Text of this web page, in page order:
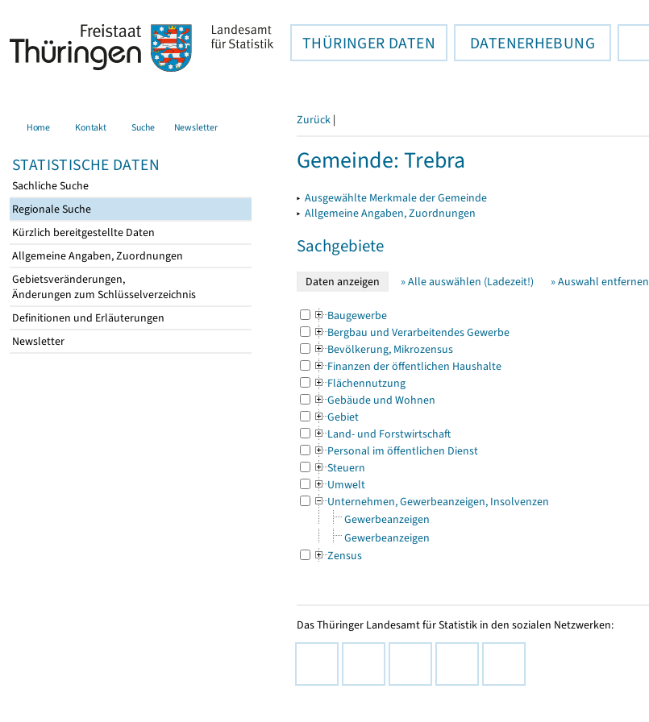
THÜRINGER DATEN DATENERHEBUNG
Home Kontakt Suche Newsletter
STATISTISCHE DATEN
Sachliche Suche
Regionale Suche
Kürzlich bereitgestellte Daten
Allgemeine Angaben, Zuordnungen
Gebietsveränderungen,
Änderungen zum Schlüsselverzeichnis
Definitionen und Erläuterungen
Newsletter
Zurück |
Gemeinde: Trebra
▸ Ausgewählte Merkmale der Gemeinde
▸ Allgemeine Angaben, Zuordnungen
Sachgebiete
» Alle auswählen (Ladezeit!) » Auswahl entfernen
Baugewerbe
Bergbau und Verarbeitendes Gewerbe
Bevölkerung, Mikrozensus
Finanzen der öffentlichen Haushalte
Flächennutzung
Gebäude und Wohnen
Gebiet
Land- und Forstwirtschaft
Personal im öffentlichen Dienst
Steuern
Umwelt
Unternehmen, Gewerbeanzeigen, Insolvenzen
Gewerbeanzeigen
Gewerbeanzeigen
Zensus
Das Thüringer Landesamt für Statistik in den sozialen Netzwerken: